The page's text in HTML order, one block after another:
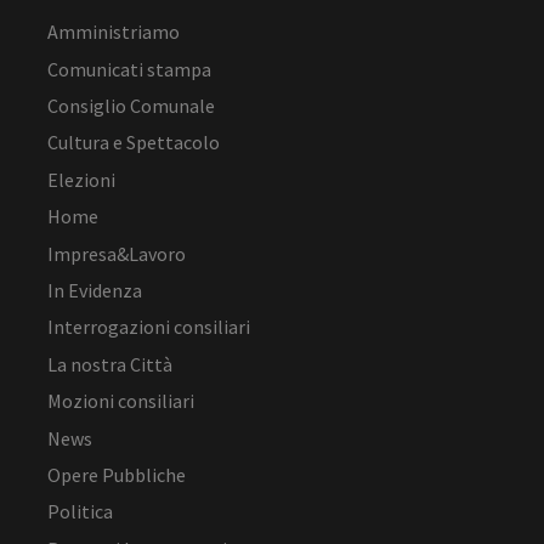
Amministriamo
Comunicati stampa
Consiglio Comunale
Cultura e Spettacolo
Elezioni
Home
Impresa&Lavoro
In Evidenza
Interrogazioni consiliari
La nostra Città
Mozioni consiliari
News
Opere Pubbliche
Politica